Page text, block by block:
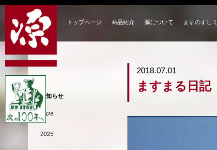
トップページ 商品紹介 源について ますのすし
2018.07.01
ますまる日記
お知らせ
2026
2025